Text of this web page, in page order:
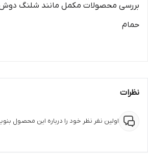
بررسی محصولات مکمل مانند شلنگ
حمام
نظرات
اولین نفر نظر خود را درباره این محصول